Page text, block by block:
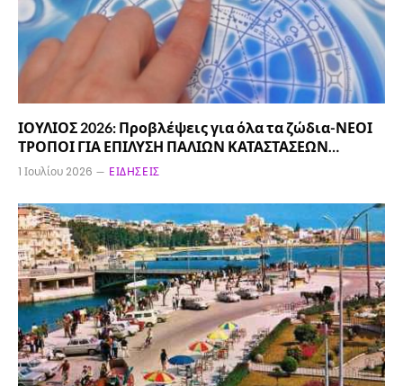
ΙΟΥΛΙΟΣ 2026: Προβλέψεις για όλα τα ζώδια-ΝΕΟΙ
ΤΡΟΠΟΙ ΓΙΑ ΕΠΙΛΥΣΗ ΠΑΛΙΩΝ ΚΑΤΑΣΤΑΣΕΩΝ…
1 Ιουλίου 2026 ΕΙΔΉΣΕΙΣ